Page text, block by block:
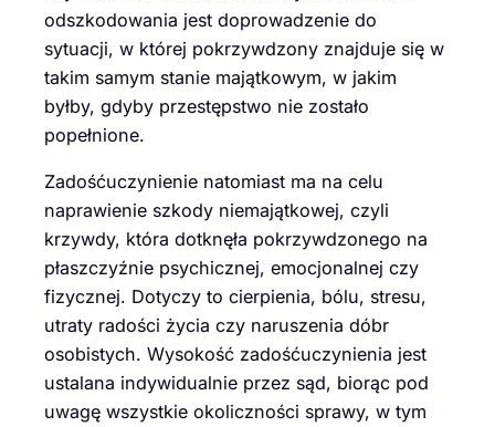
odszkodowania jest doprowadzenie do
sytuacji, w której pokrzywdzony znajduje się w
takim samym stanie majątkowym, w jakim
byłby, gdyby przestępstwo nie zostało
popełnione.
Zadośćuczynienie natomiast ma na celu
naprawienie szkody niemajątkowej, czyli
krzywdy, która dotknęła pokrzywdzonego na
płaszczyźnie psychicznej, emocjonalnej czy
fizycznej. Dotyczy to cierpienia, bólu, stresu,
utraty radości życia czy naruszenia dóbr
osobistych. Wysokość zadośćuczynienia jest
ustalana indywidualnie przez sąd, biorąc pod
uwagę wszystkie okoliczności sprawy, w tym